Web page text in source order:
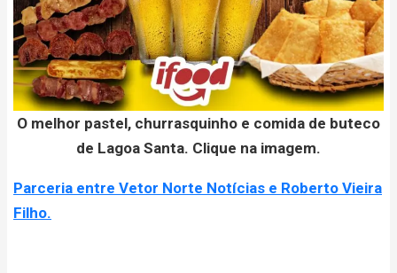
O melhor pastel, churrasquinho e comida de buteco
de Lagoa Santa. Clique na imagem.
Parceria entre Vetor Norte Notícias e Roberto Vieira
Filho.